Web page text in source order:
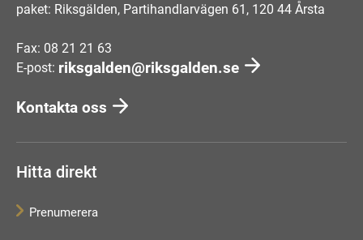
paket: Riksgälden, Partihandlarvägen 61, 120 44 Årsta
Fax: 08 21 21 63
E-post: riksgalden@riksgalden.se
Kontakta oss
Hitta direkt
Prenumerera